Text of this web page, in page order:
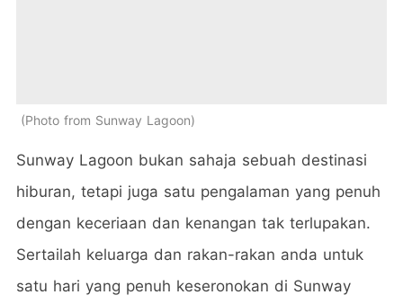
Photo from Sunway Lagoon
Sunway Lagoon bukan sahaja sebuah destinasi
hiburan, tetapi juga satu pengalaman yang penuh
dengan keceriaan dan kenangan tak terlupakan.
Sertailah keluarga dan rakan-rakan anda untuk
satu hari yang penuh keseronokan di Sunway